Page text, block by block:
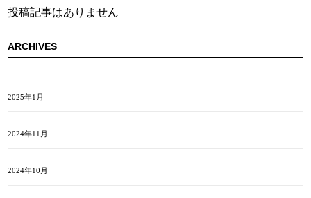
投稿記事はありません
ARCHIVES
2025年1月
2024年11月
2024年10月